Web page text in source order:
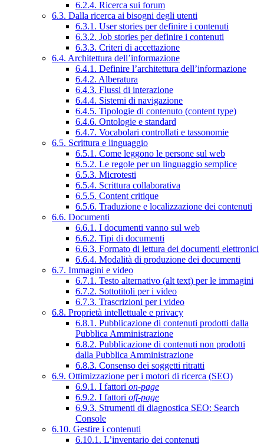
6.2.4. Ricerca sui forum
6.3. Dalla ricerca ai bisogni degli utenti
6.3.1. User stories per definire i contenuti
6.3.2. Job stories per definire i contenuti
6.3.3. Criteri di accettazione
6.4. Architettura dell’informazione
6.4.1. Definire l’architettura dell’informazione
6.4.2. Alberatura
6.4.3. Flussi di interazione
6.4.4. Sistemi di navigazione
6.4.5. Tipologie di contenuto (content type)
6.4.6. Ontologie e standard
6.4.7. Vocabolari controllati e tassonomie
6.5. Scrittura e linguaggio
6.5.1. Come leggono le persone sul web
6.5.2. Le regole per un linguaggio semplice
6.5.3. Microtesti
6.5.4. Scrittura collaborativa
6.5.5. Content critique
6.5.6. Traduzione e localizzazione dei contenuti
6.6. Documenti
6.6.1. I documenti vanno sul web
6.6.2. Tipi di documenti
6.6.3. Formato di lettura dei documenti elettronici
6.6.4. Modalità di produzione dei documenti
6.7. Immagini e video
6.7.1. Testo alternativo (alt text) per le immagini
6.7.2. Sottotitoli per i video
6.7.3. Trascrizioni per i video
6.8. Proprietà intellettuale e privacy
6.8.1. Pubblicazione di contenuti prodotti dalla
Pubblica Amministrazione
6.8.2. Pubblicazione di contenuti non prodotti
dalla Pubblica Amministrazione
6.8.3. Consenso dei soggetti ritratti
6.9. Ottimizzazione per i motori di ricerca (SEO)
6.9.1. I fattori on-page
6.9.2. I fattori off-page
6.9.3. Strumenti di diagnostica SEO: Search
Console
6.10. Gestire i contenuti
6.10.1. L’inventario dei contenuti